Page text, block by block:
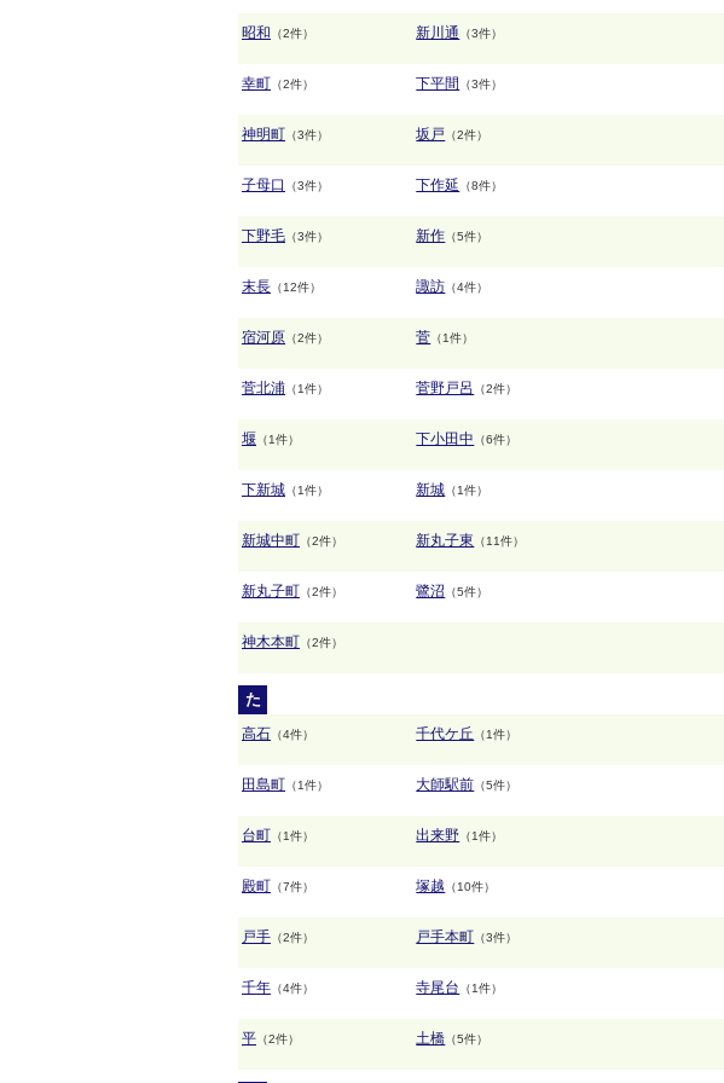
昭和 （2件） 新川通 （3件）
幸町 （2件） 下平間 （3件）
神明町 （3件） 坂戸 （2件）
子母口 （3件） 下作延 （8件）
下野毛 （3件） 新作 （5件）
末長 （12件） 諏訪 （4件）
宿河原 （2件） 菅 （1件）
菅北浦 （1件） 菅野戸呂 （2件）
堰 （1件） 下小田中 （6件）
下新城 （1件） 新城 （1件）
新城中町 （2件） 新丸子東 （11件）
新丸子町 （2件） 鷺沼 （5件）
神木本町 （2件）
た
高石 （4件） 千代ケ丘 （1件）
田島町 （1件） 大師駅前 （5件）
台町 （1件） 出来野 （1件）
殿町 （7件） 塚越 （10件）
戸手 （2件） 戸手本町 （3件）
千年 （4件） 寺尾台 （1件）
平 （2件） 土橋 （5件）